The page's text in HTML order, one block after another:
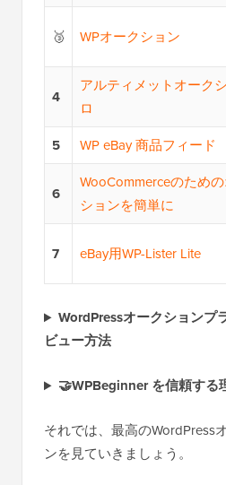
🥉 WPオークション
4
アルティメットオーク
ロ
5 WP eBay 商品フィード
6
WooCommerceのため
ションを簡単に
7 eBay用WP-Lister Lite
WordPressオークションプ
ビュー方法
🤝WPBeginner を信頼する
それでは、最高のWordPress
ンを見ていきましょう。